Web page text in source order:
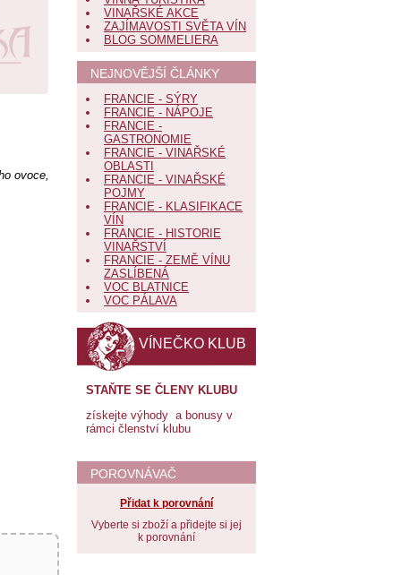
ovoce,
VINAŘSKÉ AKCE
ZAJÍMAVOSTI SVĚTA VÍN
BLOG SOMMELIERA
NEJNOVĚJŠÍ ČLÁNKY
FRANCIE - SÝRY
FRANCIE - NÁPOJE
FRANCIE -
GASTRONOMIE
FRANCIE - VINAŘSKÉ
OBLASTI
FRANCIE - VINAŘSKÉ
POJMY
FRANCIE - KLASIFIKACE
VÍN
FRANCIE - HISTORIE
VINAŘSTVÍ
FRANCIE - ZEMĚ VÍNU
ZASLÍBENÁ
VOC BLATNICE
VOC PÁLAVA
VÍNEČKO KLUB
STAŇTE SE ČLENY KLUBU
získejte výhody a bonusy v
rámci členství klubu
POROVNÁVAČ
Přidat k porovnání
Vyberte si zboží a přidejte si jej
k porovnání